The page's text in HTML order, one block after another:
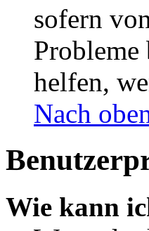
sofern
Probleme
helfen,
Nach
Wie kann